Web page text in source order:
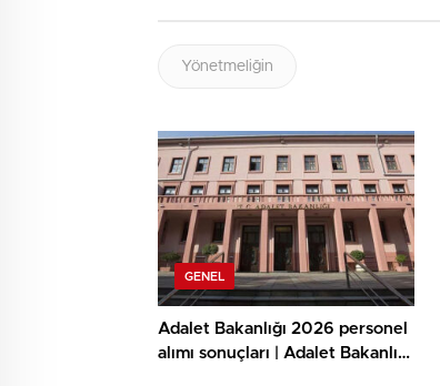
Yönetmeliğin
GENEL
Adalet Bakanlığı 2026 personel
alımı sonuçları | Adalet Bakanlığı